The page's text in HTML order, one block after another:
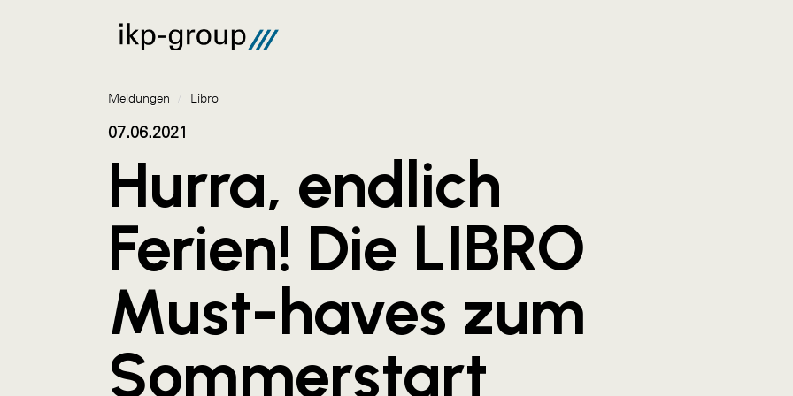
Meldungen / Libro
07.06.2021
Hurra, endlich
Ferien! Die LIBRO
Must-haves zum
Sommerstart